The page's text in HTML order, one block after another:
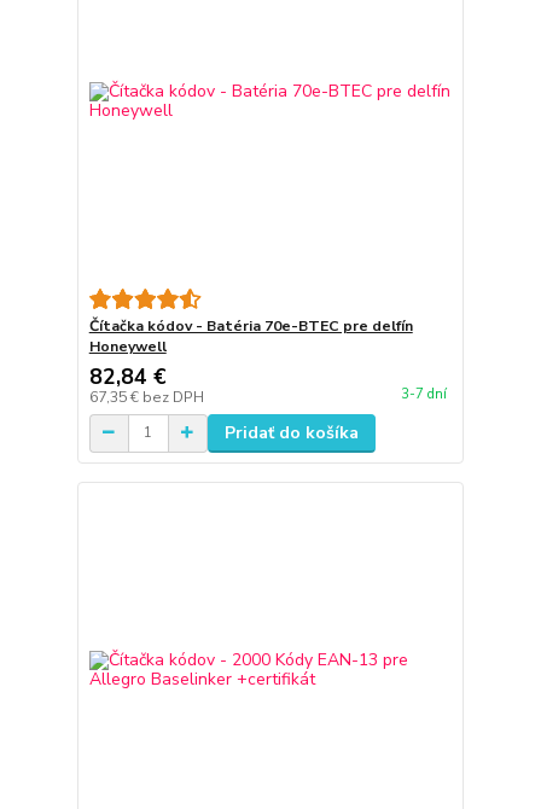
Čítačka kódov - Batéria 70e-BTEC pre delfín
Honeywell
82,84 €
67,35 € bez DPH 3-7 dní
Pridať do košíka